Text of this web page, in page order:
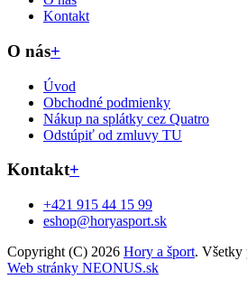
Kontakt
O nás+
Úvod
Obchodné podmienky
Nákup na splátky cez Quatro
Odstúpiť od zmluvy TU
Kontakt+
+421 915 44 15 99
eshop@horyasport.sk
Copyright (C) 2026 Hory a šport. Všetky
Web stránky NEONUS.sk